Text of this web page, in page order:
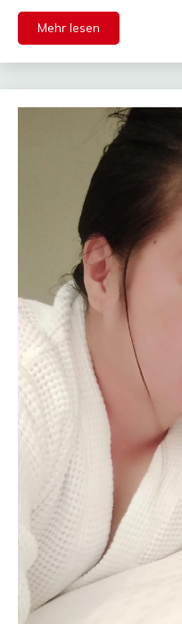
Mehr lesen